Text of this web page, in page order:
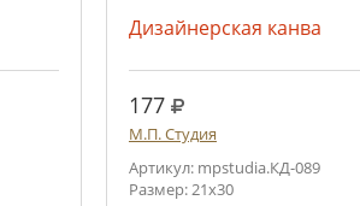
Дизайнерская канва
177 руб.
М.П. Студия
Артикул: mpstudia.КД-089
Размер: 21х30